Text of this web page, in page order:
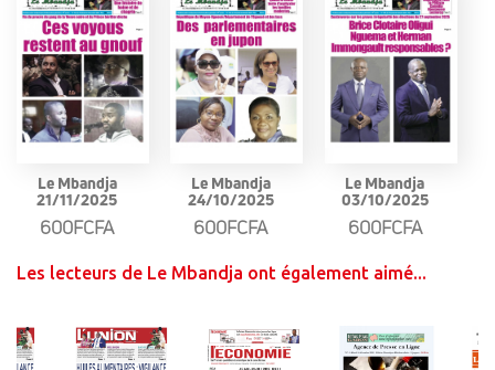
Le Mbandja
21/11/2025
600FCFA
Le Mbandja
24/10/2025
600FCFA
Le Mbandja
03/10/2025
600FCFA
Les lecteurs de Le Mbandja ont également aimé...